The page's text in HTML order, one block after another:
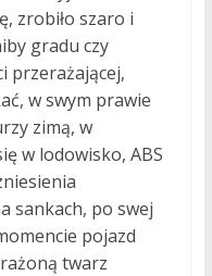
zrobiło szaro i
gradu czy
przerażającej,
w swym prawie
zimą, w
w lodowisko, ABS
sankach, po swej
pojazd
twarz